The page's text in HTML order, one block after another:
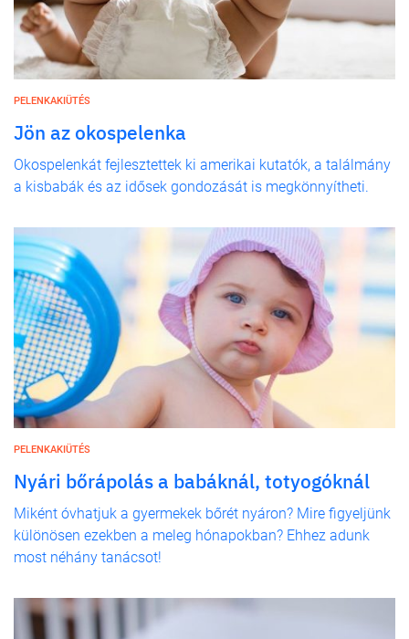
PELENKAKIÜTÉS
Jön az okospelenka
Okospelenkát fejlesztettek ki amerikai kutatók, a találmány
a kisbabák és az idősek gondozását is megkönnyítheti.
PELENKAKIÜTÉS
Nyári bőrápolás a babáknál, totyogóknál
Miként óvhatjuk a gyermekek bőrét nyáron? Mire figyeljünk
különösen ezekben a meleg hónapokban? Ehhez adunk
most néhány tanácsot!